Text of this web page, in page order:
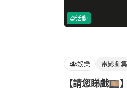
活動
娛樂 電影劇集
【請您睇戲🎞️